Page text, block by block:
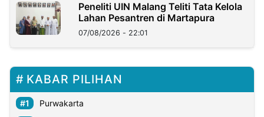
Peneliti UIN Malang Teliti Tata Kelola
Lahan Pesantren di Martapura
07/08/2026 - 22:01
KABAR PILIHAN
Purwakarta